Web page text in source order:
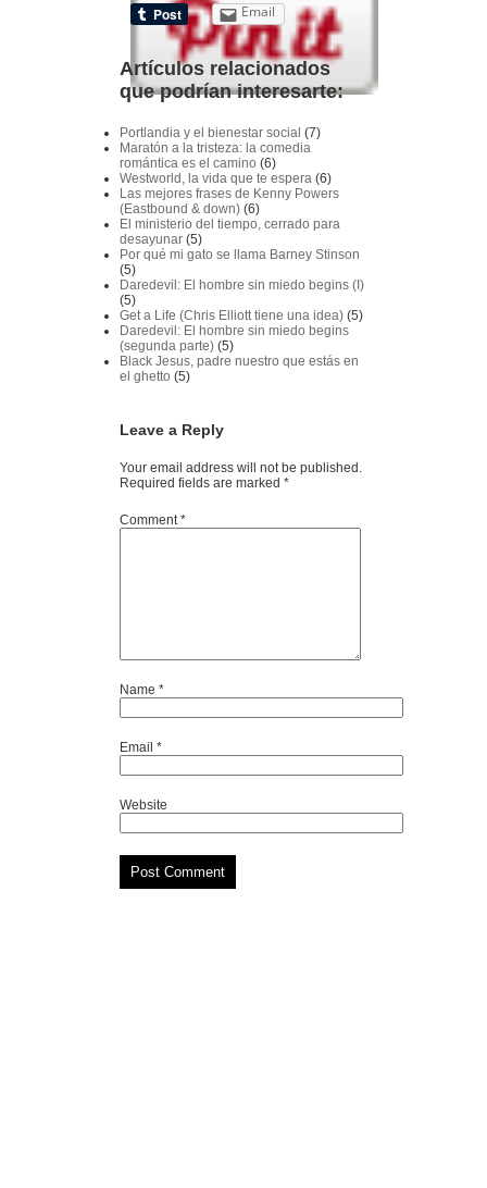
Email
Artículos relacionados
que podrían interesarte:
Portlandia y el bienestar social (7)
Maratón a la tristeza: la comedia
romántica es el camino (6)
Westworld, la vida que te espera (6)
Las mejores frases de Kenny Powers
(Eastbound & down) (6)
El ministerio del tiempo, cerrado para
desayunar (5)
Por qué mi gato se llama Barney Stinson
(5)
Daredevil: El hombre sin miedo begins (I)
(5)
Get a Life (Chris Elliott tiene una idea) (5)
Daredevil: El hombre sin miedo begins
(segunda parte) (5)
Black Jesus, padre nuestro que estás en
el ghetto (5)
Leave a Reply
Your email address will not be published.
Required fields are marked *
Comment*
Name *
Email *
Website